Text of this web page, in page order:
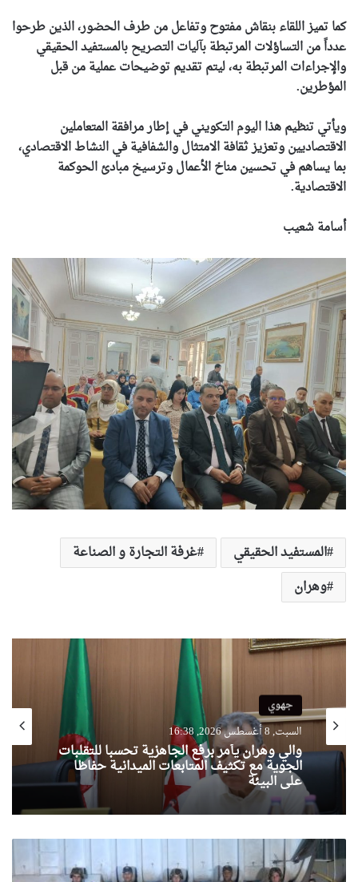
كما تميز اللقاء بنقاش مفتوح وتفاعل من طرف الحضور، الذين طرحوا
عدداً من التساؤلات المرتبطة بآليات التصريح بالمستفيد الحقيقي
والإجراءات المرتبطة به، ليتم تقديم توضيحات عملية من قبل
المؤطرين.
ويأتي تنظيم هذا اليوم التكويني في إطار مرافقة المتعاملين
الاقتصاديين وتعزيز ثقافة الامتثال والشفافية في النشاط الاقتصادي،
بما يساهم في تحسين مناخ الأعمال وترسيخ مبادئ الحوكمة
الاقتصادية.
أسامة شعيب
المستفيد الحقيقي
غرفة التجارة و الصناعة
وهران
جهوي
السبت, 8 أغسطس 2026, 16:38
والي وهران يأمر برفع الجاهزية تحسبا للتقلبات
الجوية مع تكثيف المتابعات الميدانية حفاظا
على البيئة
الناحية
العسكرية